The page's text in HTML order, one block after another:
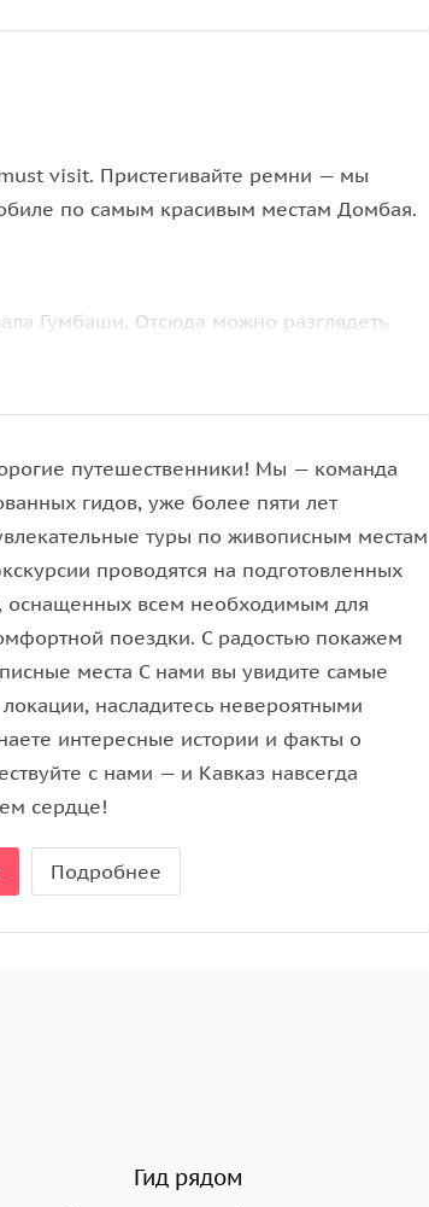
visit. Пристегивайте ремни — мы
по самым красивым местам Домбая.
Гумбаши. Отсюда можно разглядеть
в России. По преданию он был
в Тебердинском заповеднике. Вода в
Мусса-Ачитара на канатной дороге и
путешественники! Мы — команда
гидов, уже более пяти лет
туры по живописным местам
проводятся на подготовленных
оснащенных всем необходимым для
поездки. С радостью покажем
места С нами вы увидите самые
насладитесь невероятными
интересные истории и факты о
с нами — и Кавказ навсегда
сердце!
Подробнее
Гид рядом